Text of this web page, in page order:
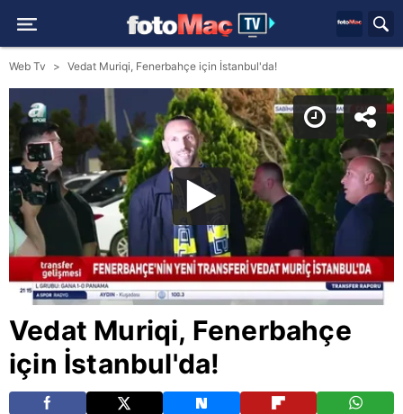
Web Tv Vedat Muriqi, Fenerbahçe için İstanbul'da!
Vedat Muriqi, Fenerbahçe
için İstanbul'da!